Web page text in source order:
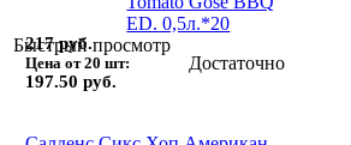
Быстрый просмотр
217 руб.
Цена от 20 шт:
197.50 руб.
Достаточно